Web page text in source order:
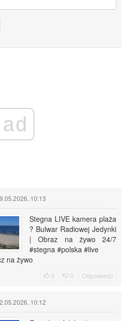
ad
10:13
Stegna LIVE kamera plaża
? Bulwar Radiowej Jedynki
| Obraz na żywo 24/7
#stegna #polska #live
na żywo
0 0 Odpowiedz
10:12